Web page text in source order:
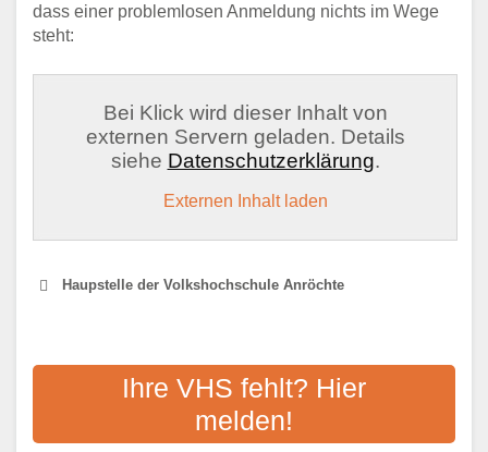
dass einer problemlosen Anmeldung nichts im Wege
steht:
Bei Klick wird dieser Inhalt von
externen Servern geladen. Details
siehe Datenschutzerklärung.
Externen Inhalt laden
Haupstelle der Volkshochschule Anröchte
VOLKSHOCHSCHULE
ANRÖCHTE-ERWITTE-
LIPPSTADT-RÜTHEN-
WARSTEIN
Ihre VHS fehlt? Hier
melden!